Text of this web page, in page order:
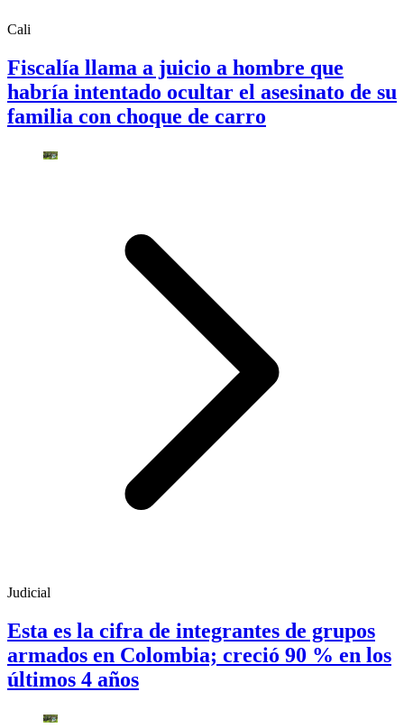
Cali
Fiscalía llama a juicio a hombre que
habría intentado ocultar el asesinato de su
familia con choque de carro
Judicial
Esta es la cifra de integrantes de grupos
armados en Colombia; creció 90 % en los
últimos 4 años